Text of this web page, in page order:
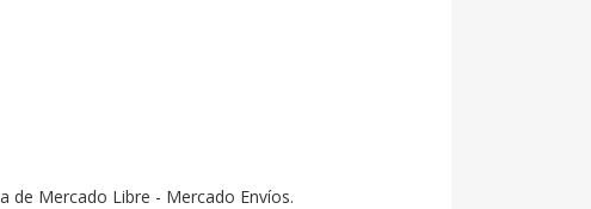
de Mercado Libre - Mercado Envíos.